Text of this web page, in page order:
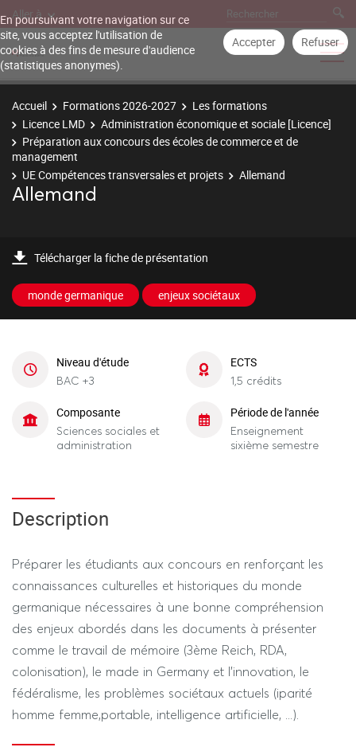
En poursuivant votre navigation sur ce
site, vous acceptez l'utilisation de
cookies à des fins de mesure d'audience
(statistiques anonymes).
Accepter Refuser
Aller à
Accueil Formations 2026-2027
Les formations
Licence LMD
Administration économique et sociale [Licence]
Préparation aux concours des écoles de commerce et de
management
UE Compétences transversales et projets
Allemand
Allemand
Télécharger la fiche de présentation
monde germanique enjeux sociétaux
Niveau d'étude
BAC +3
ECTS
1,5 crédits
Composante
Sciences sociales et
administration
Période de l'année
Enseignement
sixième semestre
Description
Préparer les étudiants aux concours en renforçant les
connaissances culturelles et historiques du monde
germanique nécessaires à une bonne compréhension
des enjeux abordés dans les documents à présenter
comme le travail de mémoire (3ème Reich, RDA,
colonisation), le made in Germany et l’innovation, le
fédéralisme, les problèmes sociétaux actuels (iparité
homme femme,portable, intelligence artificielle, ...).